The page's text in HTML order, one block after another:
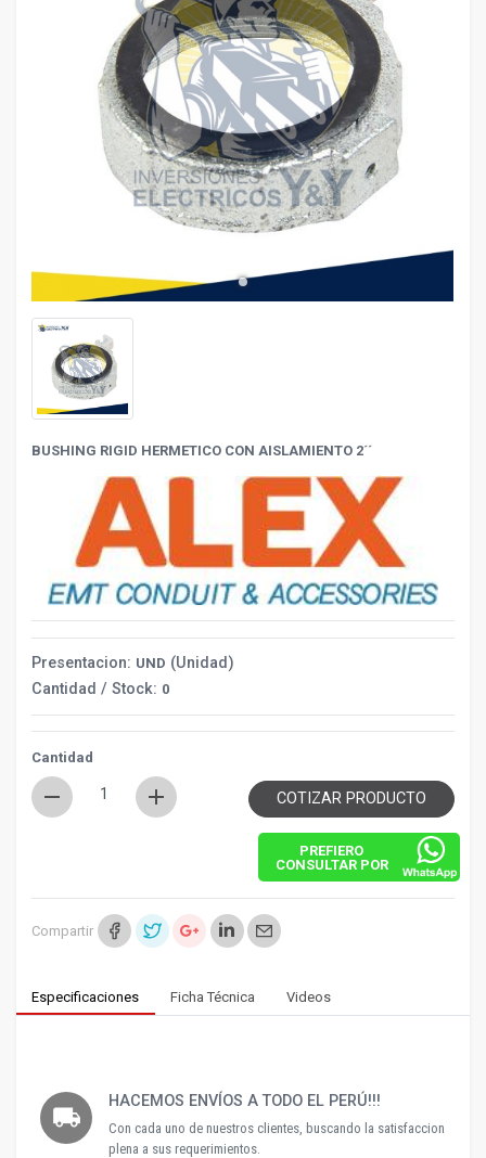
BUSHING RIGID HERMETICO CON AISLAMIENTO 2´´
Presentacion: UND (Unidad)
Cantidad / Stock: 0
Cantidad
remove add COTIZAR PRODUCTO
PREFIERO
CONSULTAR POR
Compartir
Especificaciones Ficha Técnica Videos
local_shipping
HACEMOS ENVÍOS A TODO EL PERÚ!!!
Con cada uno de nuestros clientes, buscando la satisfaccion
plena a sus requerimientos.